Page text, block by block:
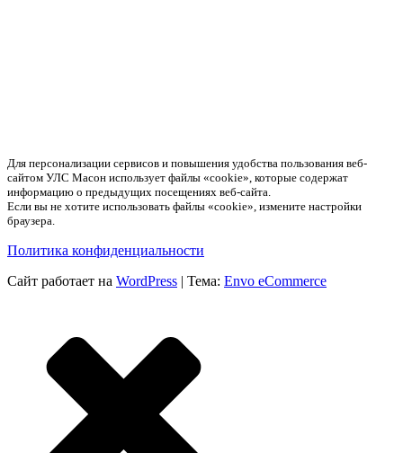
Для персонализации сервисов и повышения удобства пользования веб-
сайтом УЛС Масон использует файлы «cookie», которые содержат
информацию о предыдущих посещениях веб-сайта.
Если вы не хотите использовать файлы «cookie», измените настройки
браузера.
Политика конфиденциальности
Сайт работает на WordPress | Тема: Envo eCommerce